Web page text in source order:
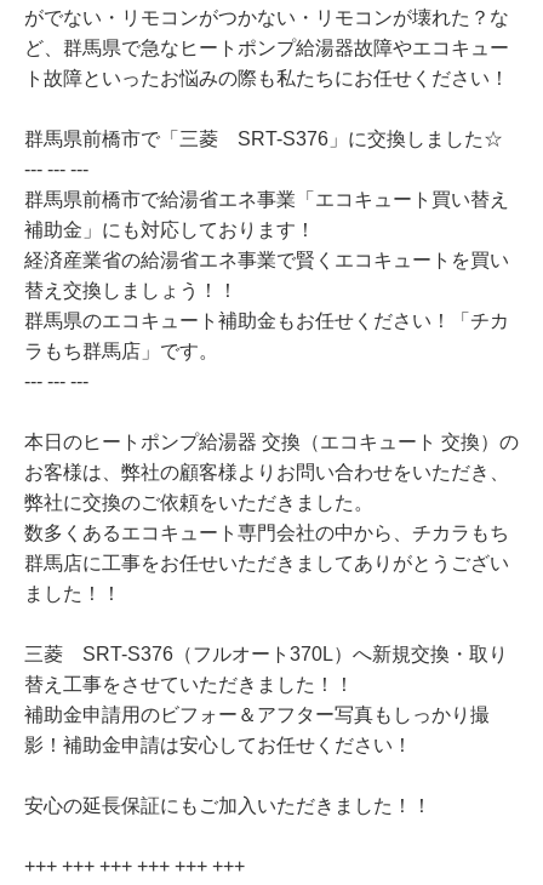
がでない・リモコンがつかない・リモコンが壊れた？な
ど、群馬県で急なヒートポンプ給湯器故障やエコキュー
ト故障といったお悩みの際も私たちにお任せください！
群馬県前橋市で「三菱 SRT-S376」に交換しました☆
--- --- ---
群馬県前橋市で給湯省エネ事業「エコキュート買い替え
補助金」にも対応しております！
経済産業省の給湯省エネ事業で賢くエコキュートを買い
替え交換しましょう！！
群馬県のエコキュート補助金もお任せください！「チカ
ラもち群馬店」です。
--- --- ---
本日のヒートポンプ給湯器 交換（エコキュート 交換）の
お客様は、弊社の顧客様よりお問い合わせをいただき、
弊社に交換のご依頼をいただきました。
数多くあるエコキュート専門会社の中から、チカラもち
群馬店に工事をお任せいただきましてありがとうござい
ました！！
三菱 SRT-S376（フルオート370L）へ新規交換・取り
替え工事をさせていただきました！！
補助金申請用のビフォー＆アフター写真もしっかり撮
影！補助金申請は安心してお任せください！
安心の延長保証にもご加入いただきました！！
+++ +++ +++ +++ +++ +++